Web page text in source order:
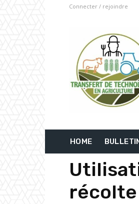
Connecter / rejoindre
HOME
récolte